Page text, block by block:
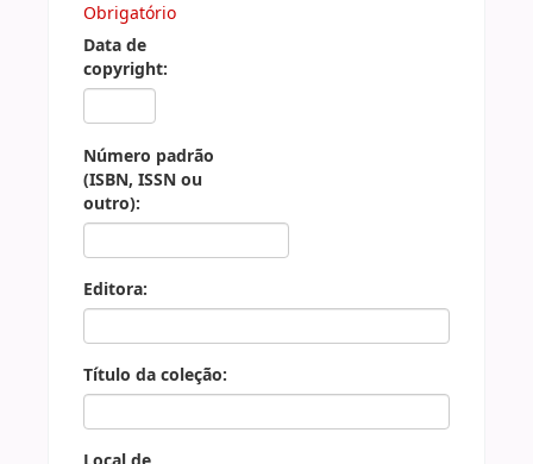
Obrigatório
Data de
copyright:
Número padrão
(ISBN, ISSN ou
outro):
Editora:
Título da coleção: